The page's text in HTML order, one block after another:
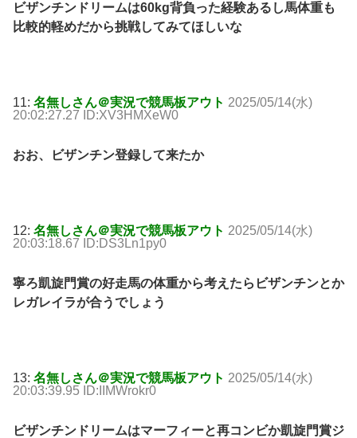
ビザンチンドリームは60kg背負った経験あるし馬体重も
比較的軽めだから挑戦してみてほしいな
11: 名無しさん＠実況で競馬板アウト 2025/05/14(水)
20:02:27.27 ID:XV3HMXeW0
おお、ビザンチン登録して来たか
12: 名無しさん＠実況で競馬板アウト 2025/05/14(水)
20:03:18.67 ID:DS3Ln1py0
寧ろ凱旋門賞の好走馬の体重から考えたらビザンチンとか
レガレイラが合うでしょう
13: 名無しさん＠実況で競馬板アウト 2025/05/14(水)
20:03:39.95 ID:IIMWrokr0
ビザンチンドリームはマーフィーと再コンビか凱旋門賞ジ